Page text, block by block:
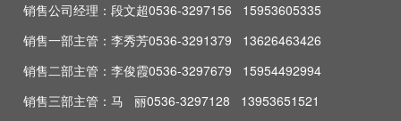
销售公司经理：段文超0536-3297156 15953605335
销售一部主管：李秀芳0536-3291379 13626463426
销售二部主管：李俊霞0536-3297679 15954492994
销售三部主管：马 丽0536-3297128 13953651521